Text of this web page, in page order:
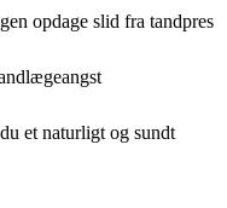
opdage slid fra tandpres
et naturligt og sundt